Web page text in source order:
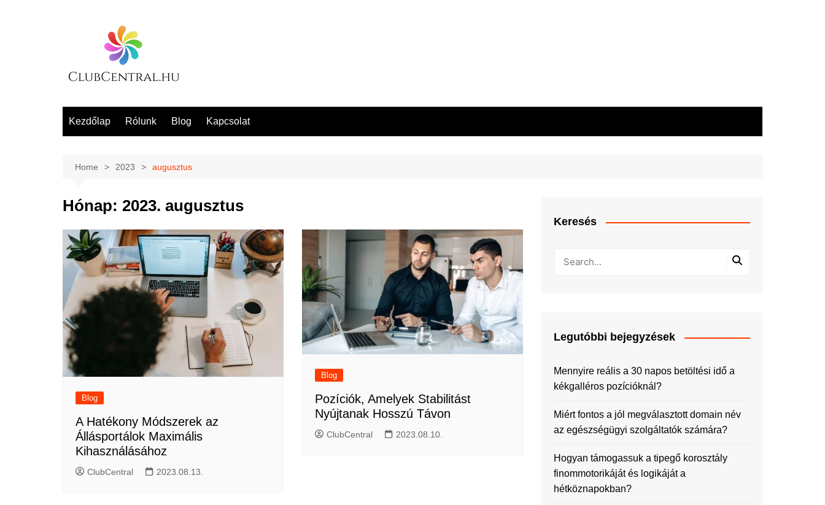
Kezdőlap Rólunk Blog Kapcsolat
Home 2023 augusztus
Hónap: 2023. augusztus
Blog
A Hatékony Módszerek az
Állásportálok Maximális
Kihasználásához
ClubCentral 2023.08.13.
Blog
Pozíciók, Amelyek Stabilitást
Nyújtanak Hosszú Távon
ClubCentral 2023.08.10.
Keresés
Legutóbbi bejegyzések
Mennyire reális a 30 napos betöltési idő a
kékgalléros pozícióknál?
Miért fontos a jól megválasztott domain név
az egészségügyi szolgáltatók számára?
Hogyan támogassuk a tipegő korosztály
finommotorikáját és logikáját a
hétköznapokban?